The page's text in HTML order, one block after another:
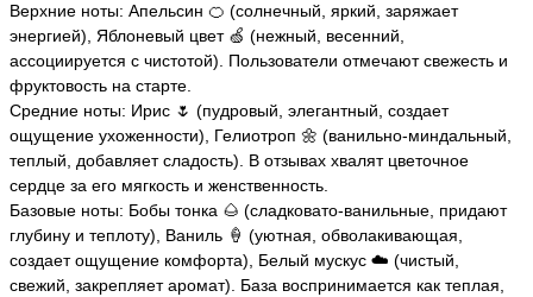
Верхние ноты: Апельсин 🍊 (солнечный, яркий, заряжает
энергией), Яблоневый цвет 🍏 (нежный, весенний,
ассоциируется с чистотой). Пользователи отмечают свежесть и
фруктовость на старте.
Средние ноты: Ирис 🌷 (пудровый, элегантный, создает
ощущение ухоженности), Гелиотроп 🌼 (ванильно-миндальный,
теплый, добавляет сладость). В отзывах хвалят цветочное
сердце за его мягкость и женственность.
Базовые ноты: Бобы тонка 🌰 (сладковато-ванильные, придают
глубину и теплоту), Ваниль 🍦 (уютная, обволакивающая,
создает ощущение комфорта), Белый мускус ☁️ (чистый,
свежий, закрепляет аромат). База воспринимается как теплая,